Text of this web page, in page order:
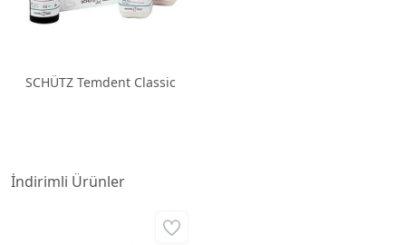
SCHÜTZ Temdent Classic
İndirimli Ürünler